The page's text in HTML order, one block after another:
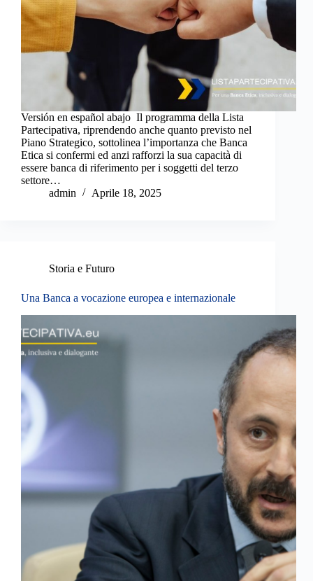
Versión en español abajo Il programma della Lista
Partecipativa, riprendendo anche quanto previsto nel
Piano Strategico, sottolinea l’importanza che Banca
Etica si confermi ed anzi rafforzi la sua capacità di
essere banca di riferimento per i soggetti del terzo
settore…
admin
Aprile 18, 2025
Storia e Futuro
Una Banca a vocazione europea e internazionale